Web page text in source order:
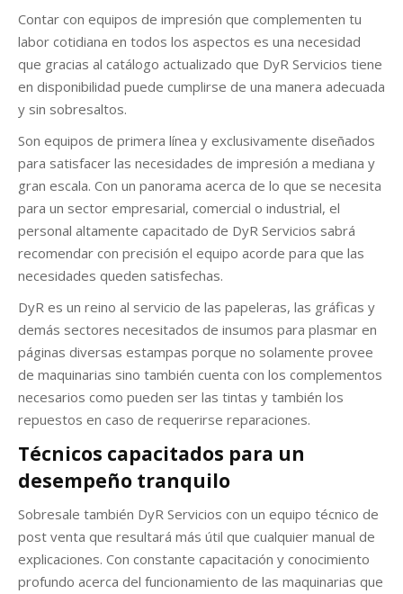
Contar con equipos de impresión que complementen tu
labor cotidiana en todos los aspectos es una necesidad
que gracias al catálogo actualizado que DyR Servicios tiene
en disponibilidad puede cumplirse de una manera adecuada
y sin sobresaltos.
Son equipos de primera línea y exclusivamente diseñados
para satisfacer las necesidades de impresión a mediana y
gran escala. Con un panorama acerca de lo que se necesita
para un sector empresarial, comercial o industrial, el
personal altamente capacitado de DyR Servicios sabrá
recomendar con precisión el equipo acorde para que las
necesidades queden satisfechas.
DyR es un reino al servicio de las papeleras, las gráficas y
demás sectores necesitados de insumos para plasmar en
páginas diversas estampas porque no solamente provee
de maquinarias sino también cuenta con los complementos
necesarios como pueden ser las tintas y también los
repuestos en caso de requerirse reparaciones.
Técnicos capacitados para un
desempeño tranquilo
Sobresale también DyR Servicios con un equipo técnico de
post venta que resultará más útil que cualquier manual de
explicaciones. Con constante capacitación y conocimiento
profundo acerca del funcionamiento de las maquinarias que